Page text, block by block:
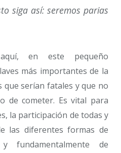
siga así: seremos parias
en este pequeño
más importantes de la
que serían fatales y que no
de cometer. Es vital para
la participación de todas y
las diferentes formas de
fundamentalmente de